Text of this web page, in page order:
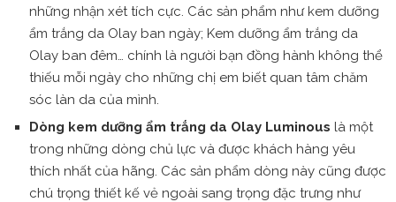
những nhận xét tích cực. Các sản phẩm như kem dưỡng
ẩm trắng da Olay ban ngày; Kem dưỡng ẩm trắng da
Olay ban đêm… chính là người bạn đồng hành không thể
thiếu mỗi ngày cho những chị em biết quan tâm chăm
sóc làn da của mình.
Dòng kem dưỡng ẩm trắng da Olay Luminous là một
trong những dòng chủ lực và được khách hàng yêu
thích nhất của hãng. Các sản phẩm dòng này cũng được
chú trọng thiết kế vẻ ngoài sang trọng đặc trưng như